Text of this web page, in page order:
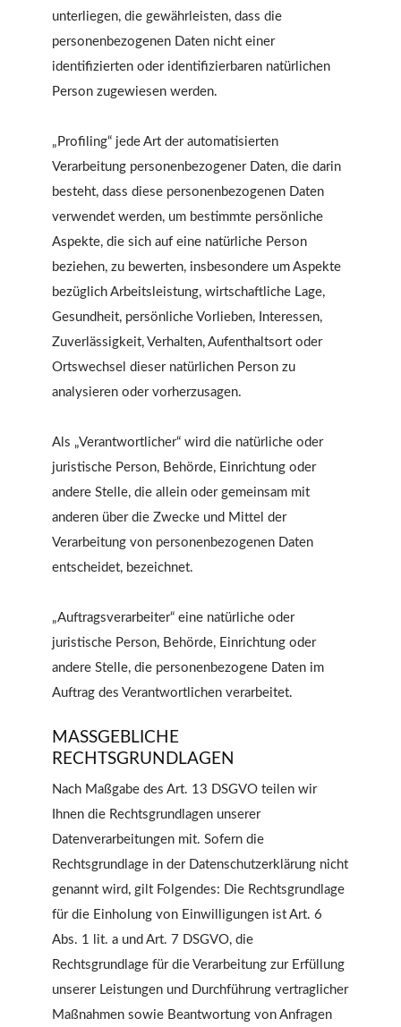
unterliegen, die gewährleisten, dass die
personenbezogenen Daten nicht einer
identifizierten oder identifizierbaren natürlichen
Person zugewiesen werden.
„Profiling“ jede Art der automatisierten
Verarbeitung personenbezogener Daten, die darin
besteht, dass diese personenbezogenen Daten
verwendet werden, um bestimmte persönliche
Aspekte, die sich auf eine natürliche Person
beziehen, zu bewerten, insbesondere um Aspekte
bezüglich Arbeitsleistung, wirtschaftliche Lage,
Gesundheit, persönliche Vorlieben, Interessen,
Zuverlässigkeit, Verhalten, Aufenthaltsort oder
Ortswechsel dieser natürlichen Person zu
analysieren oder vorherzusagen.
Als „Verantwortlicher“ wird die natürliche oder
juristische Person, Behörde, Einrichtung oder
andere Stelle, die allein oder gemeinsam mit
anderen über die Zwecke und Mittel der
Verarbeitung von personenbezogenen Daten
entscheidet, bezeichnet.
„Auftragsverarbeiter“ eine natürliche oder
juristische Person, Behörde, Einrichtung oder
andere Stelle, die personenbezogene Daten im
Auftrag des Verantwortlichen verarbeitet.
MASSGEBLICHE R
ECHTSGRUNDLAGEN
Nach Maßgabe des Art. 13 DSGVO teilen wir
Ihnen die Rechtsgrundlagen unserer
Datenverarbeitungen mit. Sofern die
Rechtsgrundlage in der Datenschutzerklärung nicht
genannt wird, gilt Folgendes: Die Rechtsgrundlage
für die Einholung von Einwilligungen ist Art. 6
Abs. 1 lit. a und Art. 7 DSGVO, die
Rechtsgrundlage für die Verarbeitung zur Erfüllung
unserer Leistungen und Durchführung vertraglicher
Maßnahmen sowie Beantwortung von Anfragen